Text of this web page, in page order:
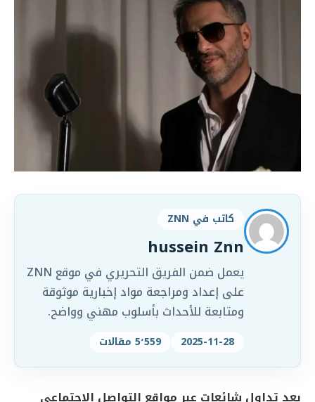
كاتب في ZNN
hussein Znn
يعمل ضمن الفريق التحريري في موقع ZNN
على إعداد ومراجعة مواد إخبارية موثوقة
ومتابعة للأحداث بأسلوب مهني وواضح.
2025-11-28 5٬559 مقالات
بعد تداول شائعات عبر مواقع التواصل الاجتماعي